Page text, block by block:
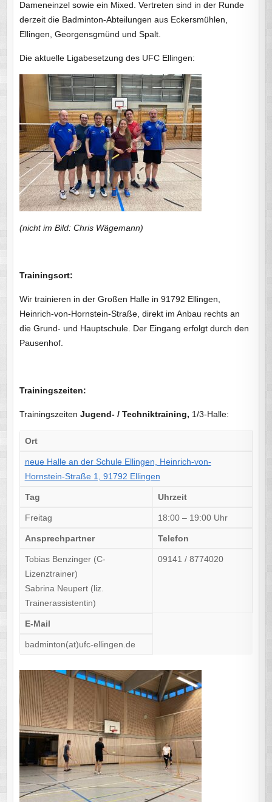
Dameneinzel sowie ein Mixed. Vertreten sind in der Runde
derzeit die Badminton-Abteilungen aus Eckersmühlen,
Ellingen, Georgensgmünd und Spalt.
Die aktuelle Ligabesetzung des UFC Ellingen:
(nicht im Bild: Chris Wägemann)
Trainingsort:
Wir trainieren in der Großen Halle in 91792 Ellingen,
Heinrich-von-Hornstein-Straße, direkt im Anbau rechts an
die Grund- und Hauptschule. Der Eingang erfolgt durch den
Pausenhof.
Trainingszeiten:
Trainingszeiten Jugend- / Techniktraining, 1/3-Halle:
Ort
neue Halle an der Schule Ellingen, Heinrich-von-
Hornstein-Straße 1, 91792 Ellingen
Tag Uhrzeit
Freitag 18:00 – 19:00 Uhr
Ansprechpartner Telefon
Tobias Benzinger (C-
Lizenztrainer)
Sabrina Neupert (liz.
Trainerassistentin)
09141 / 8774020
E-Mail
badminton(at)ufc-ellingen.de